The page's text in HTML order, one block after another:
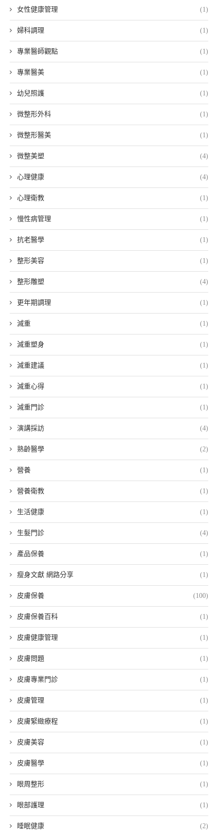
女性健康管理 (1)
婦科調理 (1)
專業醫師觀點 (1)
專業醫美 (1)
幼兒照護 (1)
微整形外科 (1)
微整形醫美 (1)
微整美塑 (4)
心理健康 (4)
心理衛教 (1)
慢性病管理 (1)
抗老醫學 (1)
整形美容 (1)
整形雕塑 (4)
更年期調理 (1)
減重 (1)
減重塑身 (1)
減重建議 (1)
減重心得 (1)
減重門診 (1)
演講採訪 (4)
熟齡醫學 (2)
營養 (1)
營養衛教 (1)
生活健康 (1)
生髮門診 (4)
產品保養 (1)
瘦身文獻 網路分享 (1)
皮膚保養 (100)
皮膚保養百科 (1)
皮膚健康管理 (1)
皮膚問題 (1)
皮膚專業門診 (1)
皮膚管理 (1)
皮膚緊緻療程 (1)
皮膚美容 (1)
皮膚醫學 (1)
眼周整形 (1)
眼部護理 (1)
睡眠健康 (2)